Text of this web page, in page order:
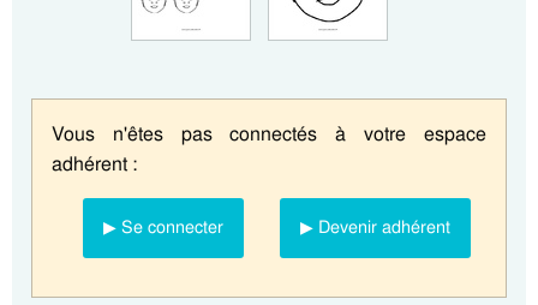
Vous n'êtes pas connectés à votre espace
adhérent :
▶ Se connecter ▶ Devenir adhérent